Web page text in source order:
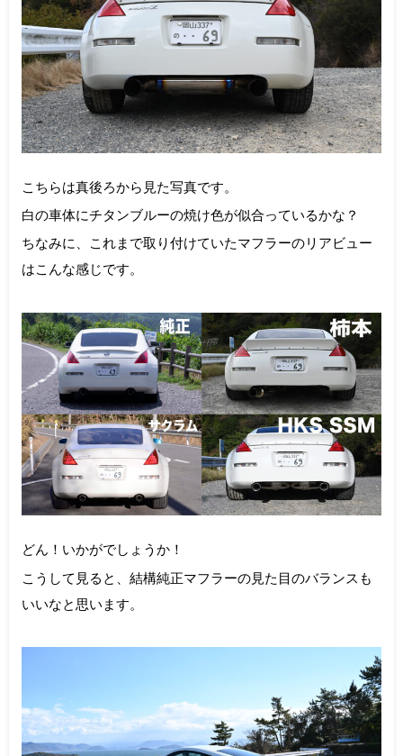
こちらは真後ろから見た写真です。
白の車体にチタンブルーの焼け色が似合っているかな？
ちなみに、これまで取り付けていたマフラーのリアビュー
はこんな感じです。
どん！いかがでしょうか！
こうして見ると、結構純正マフラーの見た目のバランスも
いいなと思います。